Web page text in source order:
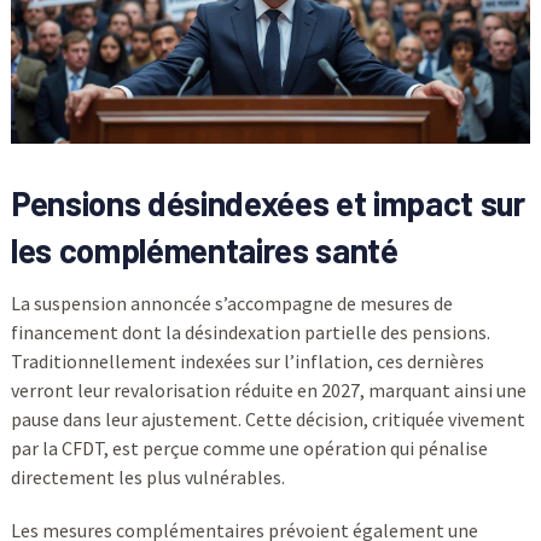
Pensions désindexées et impact sur
les complémentaires santé
La suspension annoncée s’accompagne de mesures de
financement dont la désindexation partielle des pensions.
Traditionnellement indexées sur l’inflation, ces dernières
verront leur revalorisation réduite en 2027, marquant ainsi une
pause dans leur ajustement. Cette décision, critiquée vivement
par la CFDT, est perçue comme une opération qui pénalise
directement les plus vulnérables.
Les mesures complémentaires prévoient également une